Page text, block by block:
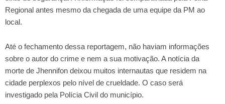
Regional antes mesmo da chegada de uma equipe da PM ao
local.
Até o fechamento dessa reportagem, não haviam informações
sobre o autor do crime e nem a sua motivação. A notícia da
morte de Jhennifon deixou muitos internautas que residem na
cidade perplexos pelo nível de crueldade. O caso será
investigado pela Polícia Civil do município.